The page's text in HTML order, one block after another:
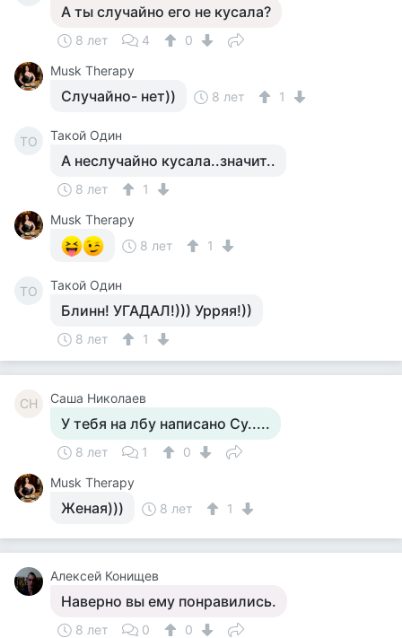
А ты случайно его не кусала?
8 лет 4
0
Musk Therapy
Случайно- нет)) 8 лет 1
ТО Такой Один
А неслучайно кусала..значит..
8 лет
1
Musk Therapy
8 лет
1
ТО Такой Один
Блинн! УГАДАЛ!))) Урряя!))
8 лет 1
СН Саша Николаев
У тебя на лбу написано Су.....
8 лет 1
0
Musk Therapy
Женая))) 8 лет 1
Алексей Конищев
Наверно вы ему понравились.
8 лет 0 0